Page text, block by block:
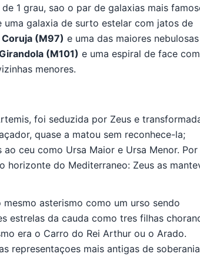
1 grau, sao o par de galaxias mais
uma galaxia de surto estelar com jatos de
(M97) e uma das maiores nebulosas
(M101) e uma espiral de face com
menores.
foi seduzida por Zeus e
quase a matou sem reconhece-la;
ceu como Ursa Maior e Ursa Menor. Por
horizonte do Mediterraneo: Zeus as
asterismo como um urso sendo
estrelas da cauda como tres filhas
era o Carro do Rei Arthur ou o Arado.
representaçoes mais antigas de soberania